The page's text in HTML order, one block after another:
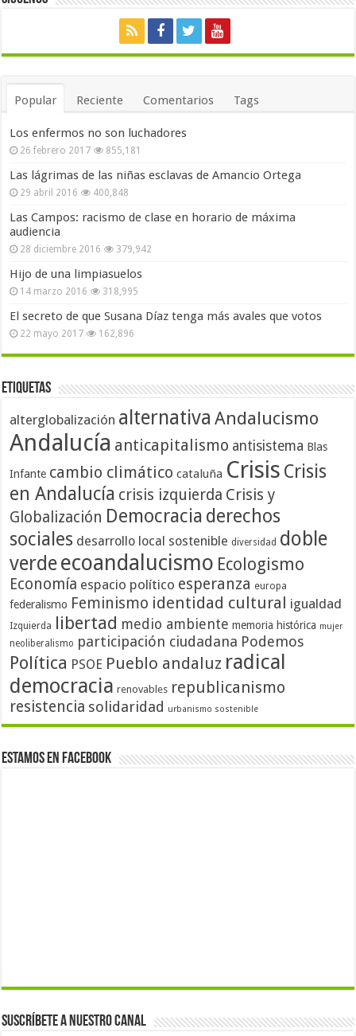
Popular Reciente Comentarios Tags
Los enfermos no son luchadores
26 febrero 2017 855,181
Las lágrimas de las niñas esclavas de Amancio Ortega
29 abril 2016 400,848
Las Campos: racismo de clase en horario de máxima
audiencia
28 diciembre 2016 379,942
Hijo de una limpiasuelos
14 marzo 2016 318,995
El secreto de que Susana Díaz tenga más avales que votos
22 mayo 2017 162,896
Etiquetas
alterglobalización alternativa Andalucismo
Andalucía anticapitalismo antisistema Blas
Infante cambio climático cataluña Crisis Crisis
en Andalucía crisis izquierda Crisis y
Globalización Democracia derechos
sociales desarrollo local sostenible diversidad doble
verdeecoandalucismo Ecologismo
Economía espacio político esperanza europa
federalismo Feminismo identidad cultural igualdad
Izquierda libertad medio ambiente memoria histórica mujer
neoliberalismo participación ciudadana Podemos
Política PSOE Pueblo andaluz radical
democracia renovables republicanismo
resistencia solidaridad urbanismo sostenible
Estamos en Facebook
Suscríbete a nuestro canal